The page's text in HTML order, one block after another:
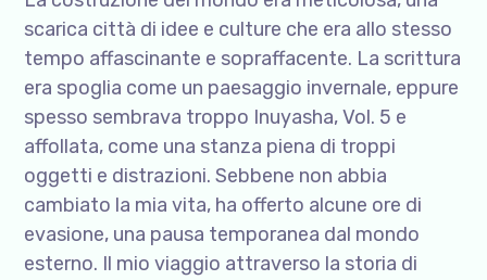
scarica città di idee e culture che era allo stesso
tempo affascinante e sopraffacente. La scrittura
era spoglia come un paesaggio invernale, eppure
spesso sembrava troppo Inuyasha, Vol. 5 e
affollata, come una stanza piena di troppi
oggetti e distrazioni. Sebbene non abbia
cambiato la mia vita, ha offerto alcune ore di
evasione, una pausa temporanea dal mondo
esterno. Il mio viaggio attraverso la storia di